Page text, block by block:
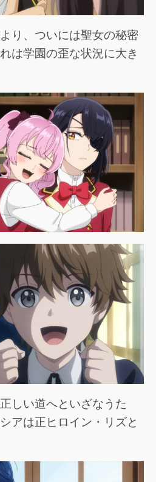
り、ついには聖女の秘密
は学園の歪な状況に大き
しい道へといざなうた
アは正ヒロイン・リズと